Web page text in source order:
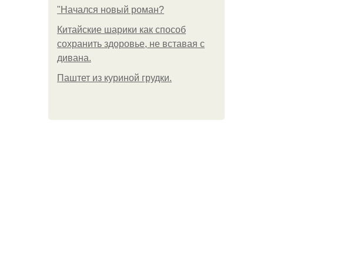
"Начался новый роман?
Китайские шарики как способ
сохранить здоровье, не вставая с
дивана.
Паштет из куриной грудки.